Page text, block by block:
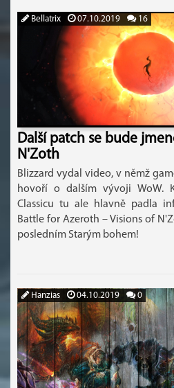
Bellatrix 07.10.2019 16
Další patch se bude
N'Zoth
Blizzard vydal video, v němž
hovoří o dalším vývoji WoW.
Classicu tu ale hlavně padla
Battle for Azeroth – Visions of
posledním Starým bohem!
Hanzias 04.10.2019 0